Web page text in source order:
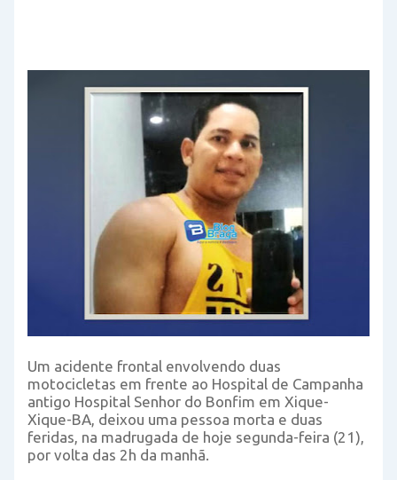
Um acidente frontal envolvendo duas
motocicletas em frente ao Hospital de Campanha
antigo Hospital Senhor do Bonfim em Xique-
Xique-BA, deixou uma pessoa morta e duas
feridas, na madrugada de hoje segunda-feira (21),
por volta das 2h da manhã.